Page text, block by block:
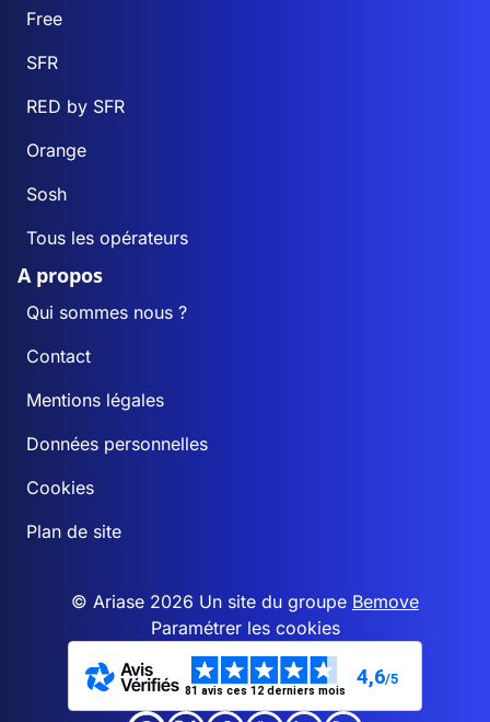
Free
SFR
RED by SFR
Orange
Sosh
Tous les opérateurs
A propos
Qui sommes nous ?
Contact
Mentions légales
Données personnelles
Cookies
Plan de site
© Ariase 2026 Un site du groupe Bemove
Paramétrer les cookies
81 avis ces 12 derniers mois
4,6/5